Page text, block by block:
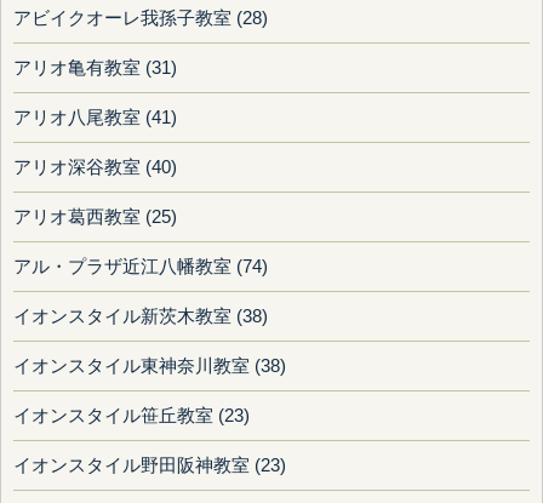
アビイクオーレ我孫子教室 (28)
アリオ亀有教室 (31)
アリオ八尾教室 (41)
アリオ深谷教室 (40)
アリオ葛西教室 (25)
アル・プラザ近江八幡教室 (74)
イオンスタイル新茨木教室 (38)
イオンスタイル東神奈川教室 (38)
イオンスタイル笹丘教室 (23)
イオンスタイル野田阪神教室 (23)